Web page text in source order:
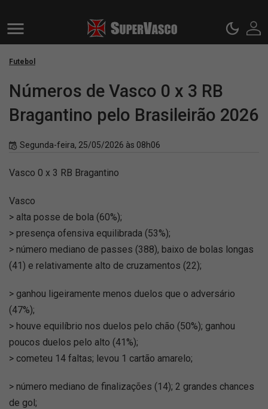
Futebol
Números de Vasco 0 x 3 RB
Bragantino pelo Brasileirão 2026
Segunda-feira, 25/05/2026 às 08h06
Vasco 0 x 3 RB Bragantino
Vasco
> alta posse de bola (60%);
> presença ofensiva equilibrada (53%);
> número mediano de passes (388), baixo de bolas longas
(41) e relativamente alto de cruzamentos (22);
> ganhou ligeiramente menos duelos que o adversário
(47%);
> houve equilíbrio nos duelos pelo chão (50%); ganhou
poucos duelos pelo alto (41%);
> cometeu 14 faltas; levou 1 cartão amarelo;
> número mediano de finalizações (14); 2 grandes chances
de gol;